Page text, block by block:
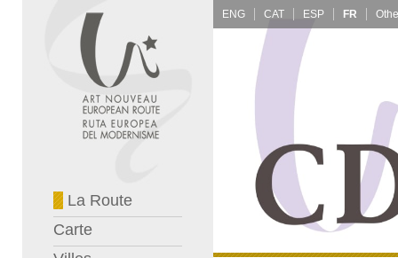
La Route
Carte
ENG CAT ESP FR